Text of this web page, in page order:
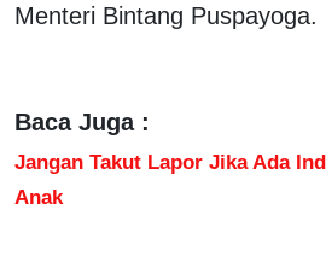
Menteri Bintang Puspayoga.
Baca Juga :
Jangan Takut Lapor Jika Ada
Anak